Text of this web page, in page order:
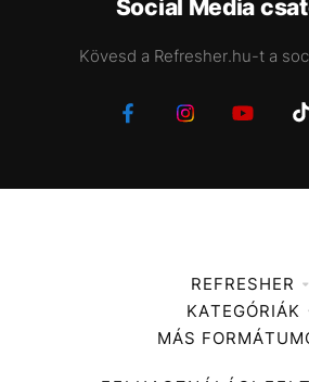
Social Media
Kövesd a Refresher.hu-t a
REFRESHER
Médiaajánlat
KATEGÓRIÁK
Zene
MÁS